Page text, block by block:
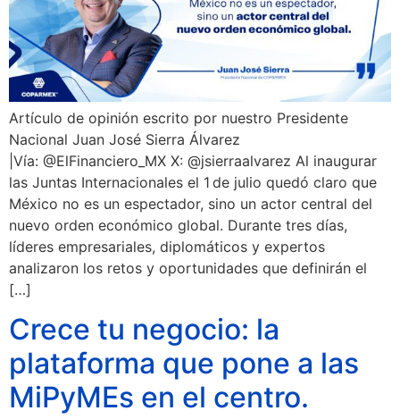
Artículo de opinión escrito por nuestro Presidente
Nacional Juan José Sierra Álvarez
|Vía: @ElFinanciero_MX X: @jsierraalvarez Al inaugurar
las Juntas Internacionales el 1 de julio quedó claro que
México no es un espectador, sino un actor central del
nuevo orden económico global. Durante tres días,
líderes empresariales, diplomáticos y expertos
analizaron los retos y oportunidades que definirán el
[…]
Crece tu negocio: la
plataforma que pone a las
MiPyMEs en el centro.